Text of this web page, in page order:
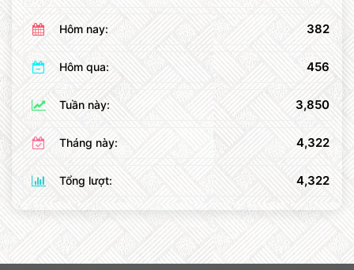
Hôm nay: 382
Hôm qua: 456
Tuần này: 3,850
Tháng này: 4,322
Tổng lượt: 4,322